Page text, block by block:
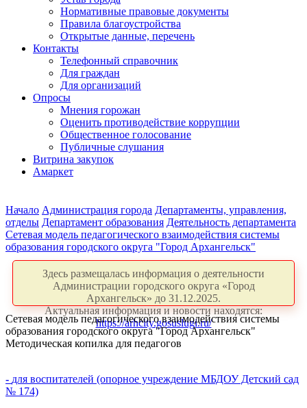
Нормативные правовые документы
Правила благоустройства
Открытые данные, перечень
Контакты
Телефонный справочник
Для граждан
Для организаций
Опросы
Мнения горожан
Оценить противодействие коррупции
Общественное голосование
Публичные слушания
Витрина закупок
Амаркет
Начало Администрация города Департаменты, управления,
отделы Департамент образования Деятельность департамента
Сетевая модель педагогического взаимодействия системы
образования городского округа "Город Архангельск"
Здесь размещалась информация о деятельности
Администрации городского округа «Город
Архангельск» до 31.12.2025.
Актуальная информация и новости находятся:
https://arhcity.gosuslugi.ru/
Сетевая модель педагогического взаимодействия системы
образования городского округа "Город Архангельск"
Методическая копилка для педагогов
- для воспитателей (опорное учреждение МБДОУ Детский сад
№ 174)